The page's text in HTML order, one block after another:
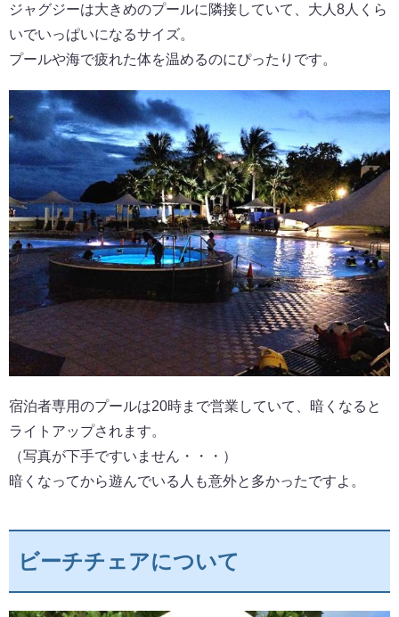
ジャグジーは大きめのプールに隣接していて、大人8人くら
いでいっぱいになるサイズ。
プールや海で疲れた体を温めるのにぴったりです。
宿泊者専用のプールは20時まで営業していて、暗くなると
ライトアップされます。
（写真が下手ですいません・・・）
暗くなってから遊んでいる人も意外と多かったですよ。
ビーチチェアについて